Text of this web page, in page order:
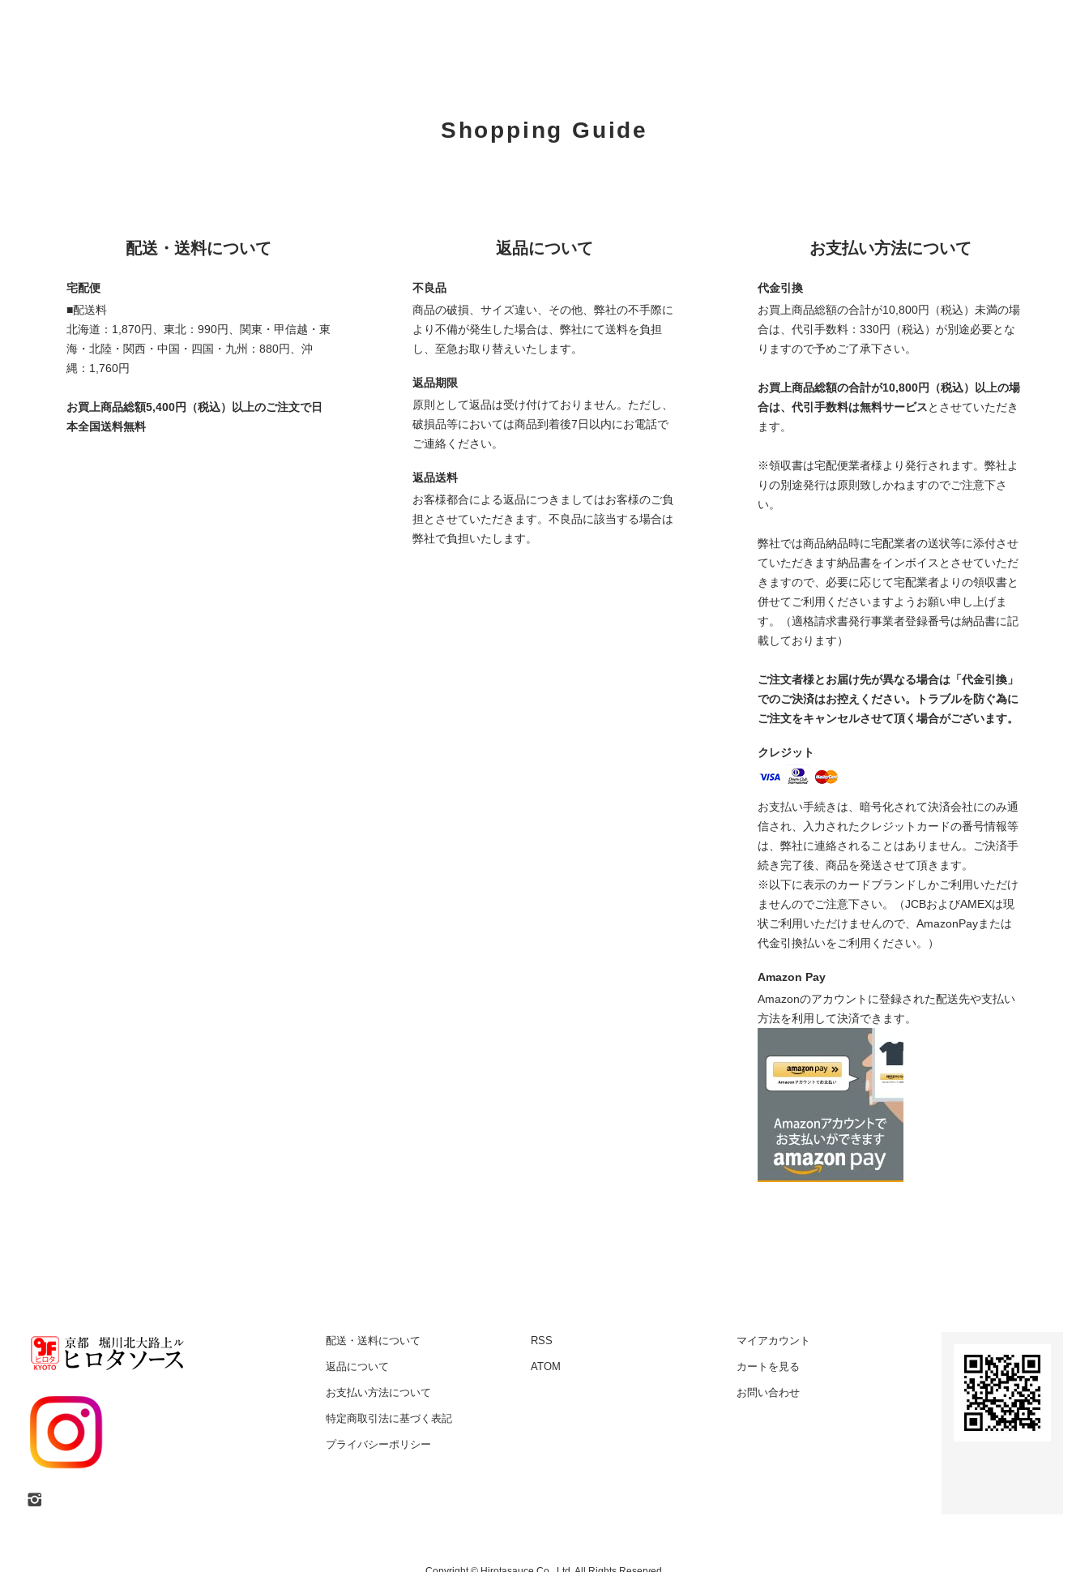
Shopping Guide
配送・送料について
宅配便
■配送料
北海道：1,870円、東北：990円、関東・甲信越・東
海・北陸・関西・中国・四国・九州：880円、沖
縄：1,760円
お買上商品総額5,400円（税込）以上のご注文で日
本全国送料無料
返品について
不良品
商品の破損、サイズ違い、その他、弊社の不手際に
より不備が発生した場合は、弊社にて送料を負担
し、至急お取り替えいたします。
返品期限
原則として返品は受け付けておりません。ただし、
破損品等においては商品到着後7日以内にお電話で
ご連絡ください。
返品送料
お客様都合による返品につきましてはお客様のご負
担とさせていただきます。不良品に該当する場合は
弊社で負担いたします。
お支払い方法について
代金引換
お買上商品総額の合計が10,800円（税込）未満の場
合は、代引手数料：330円（税込）が別途必要とな
りますので予めご了承下さい。
お買上商品総額の合計が10,800円（税込）以上の場
合は、代引手数料は無料サービスとさせていただき
ます。
※領収書は宅配便業者様より発行されます。弊社よ
りの別途発行は原則致しかねますのでご注意下さ
い。
弊社では商品納品時に宅配業者の送状等に添付させ
ていただきます納品書をインボイスとさせていただ
きますので、必要に応じて宅配業者よりの領収書と
併せてご利用くださいますようお願い申し上げま
す。（適格請求書発行事業者登録番号は納品書に記
載しております）
ご注文者様とお届け先が異なる場合は「代金引換」
でのご決済はお控えください。トラブルを防ぐ為に
ご注文をキャンセルさせて頂く場合がございます。
クレジット
お支払い手続きは、暗号化されて決済会社にのみ通
信され、入力されたクレジットカードの番号情報等
は、弊社に連絡されることはありません。ご決済手
続き完了後、商品を発送させて頂きます。
※以下に表示のカードブランドしかご利用いただけ
ませんのでご注意下さい。（JCBおよびAMEXは現
状ご利用いただけませんので、AmazonPayまたは
代金引換払いをご利用ください。）
Amazon Pay
Amazonのアカウントに登録された配送先や支払い
方法を利用して決済できます。
配送・送料について
返品について
お支払い方法について
特定商取引法に基づく表記
プライバシーポリシー
RSS
ATOM
マイアカウント
カートを見る
お問い合わせ